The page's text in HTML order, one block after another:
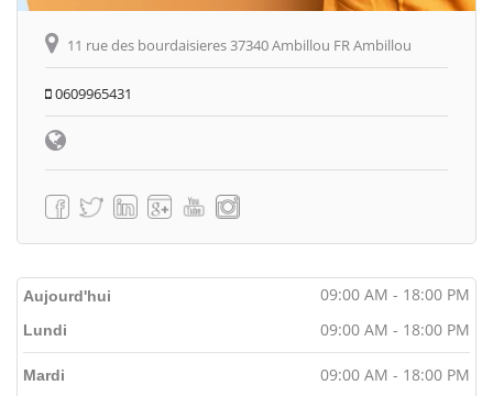
11 rue des bourdaisieres 37340 Ambillou FR Ambillou
0609965431
Aujourd'hui 09:00 AM - 18:00 PM
Lundi 09:00 AM - 18:00 PM
Mardi 09:00 AM - 18:00 PM